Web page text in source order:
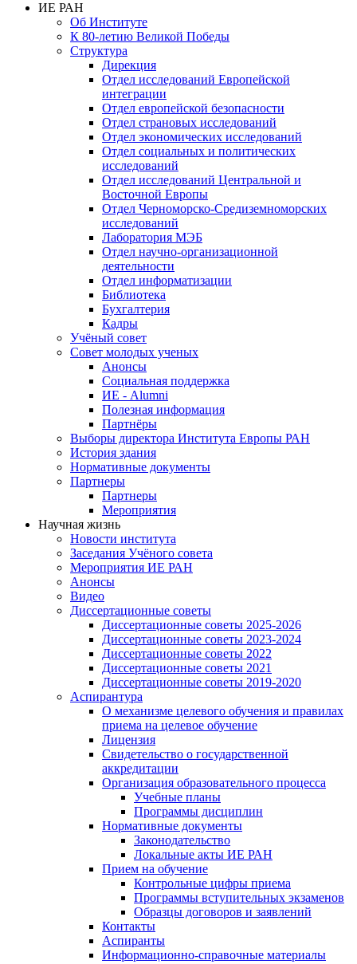
ИЕ РАН
Об Институте
К 80-летию Великой Победы
Структура
Дирекция
Отдел исследований Европейской
интеграции
Отдел европейской безопасности
Отдел страновых исследований
Отдел экономических исследований
Отдел социальных и политических
исследований
Отдел исследований Центральной и
Восточной Европы
Отдел Черноморско-Средиземноморских
исследований
Лаборатория МЭБ
Отдел научно-организационной
деятельности
Отдел информатизации
Библиотека
Бухгалтерия
Кадры
Учёный совет
Совет молодых ученых
Анонсы
Социальная поддержка
ИЕ - Alumni
Полезная информация
Партнёры
Выборы директора Института Европы РАН
История здания
Нормативные документы
Партнеры
Партнеры
Мероприятия
Научная жизнь
Новости института
Заседания Учёного совета
Мероприятия ИЕ РАН
Анонсы
Видео
Диссертационные советы
Диссертационные советы 2025-2026
Диссертационные советы 2023-2024
Диссертационные советы 2022
Диссертационные советы 2021
Диссертационные советы 2019-2020
Аспирантура
О механизме целевого обучения и правилах
приема на целевое обучение
Лицензия
Свидетельство о государственной
аккредитации
Организация образовательного процесса
Учебные планы
Программы дисциплин
Нормативные документы
Законодательство
Локальные акты ИЕ РАН
Прием на обучение
Контрольные цифры приема
Программы вступительных экзаменов
Образцы договоров и заявлений
Контакты
Аспиранты
Информационно-справочные материалы